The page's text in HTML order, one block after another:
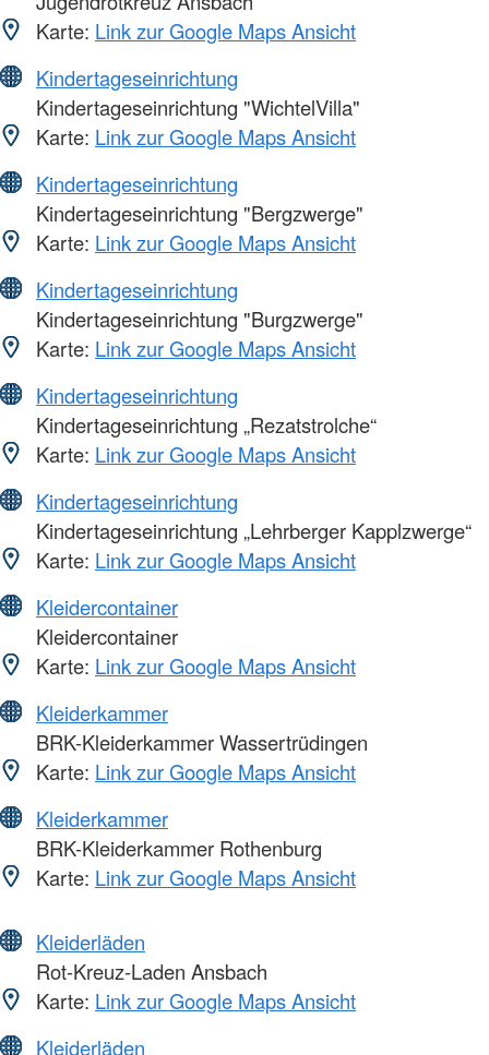
Karte: Link zur Google Maps Ansicht
Kindertageseinrichtung
Kindertageseinrichtung "WichtelVilla"
Karte: Link zur Google Maps Ansicht
Kindertageseinrichtung
Kindertageseinrichtung "Bergzwerge"
Karte: Link zur Google Maps Ansicht
Kindertageseinrichtung
Kindertageseinrichtung "Burgzwerge"
Karte: Link zur Google Maps Ansicht
Kindertageseinrichtung
Kindertageseinrichtung „Rezatstrolche“
Karte: Link zur Google Maps Ansicht
Kindertageseinrichtung
Kindertageseinrichtung „Lehrberger Kapplzwerge“
Karte: Link zur Google Maps Ansicht
Kleidercontainer
Kleidercontainer
Karte: Link zur Google Maps Ansicht
Kleiderkammer
BRK-Kleiderkammer Wassertrüdingen
Karte: Link zur Google Maps Ansicht
Kleiderkammer
BRK-Kleiderkammer Rothenburg
Karte: Link zur Google Maps Ansicht
Kleiderläden
Rot-Kreuz-Laden Ansbach
Karte: Link zur Google Maps Ansicht
Kleiderläden